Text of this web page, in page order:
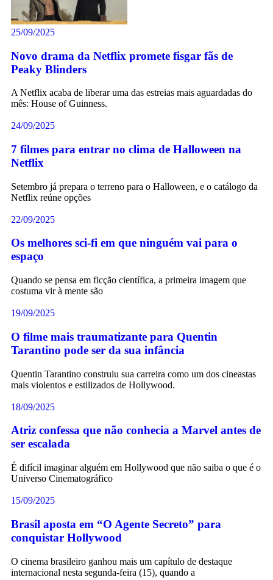
25/09/2025
Novo drama da Netflix promete fisgar fãs de
Peaky Blinders
A Netflix acaba de liberar uma das estreias mais aguardadas do
mês: House of Guinness.
24/09/2025
7 filmes para entrar no clima de Halloween na
Netflix
Setembro já prepara o terreno para o Halloween, e o catálogo da
Netflix reúne opções
22/09/2025
Os melhores sci-fi em que ninguém vai para o
espaço
Quando se pensa em ficção científica, a primeira imagem que
costuma vir à mente são
19/09/2025
O filme mais traumatizante para Quentin
Tarantino pode ser da sua infância
Quentin Tarantino construiu sua carreira como um dos cineastas
mais violentos e estilizados de Hollywood.
18/09/2025
Atriz confessa que não conhecia a Marvel antes de
ser escalada
É difícil imaginar alguém em Hollywood que não saiba o que é o
Universo Cinematográfico
15/09/2025
Brasil aposta em “O Agente Secreto” para
conquistar Hollywood
O cinema brasileiro ganhou mais um capítulo de destaque
internacional nesta segunda-feira (15), quando a